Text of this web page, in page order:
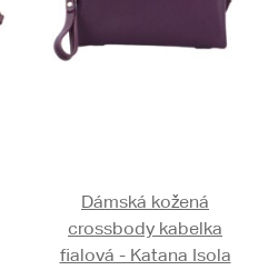
Dámská kožená
crossbody kabelka
fialová - Katana Isola